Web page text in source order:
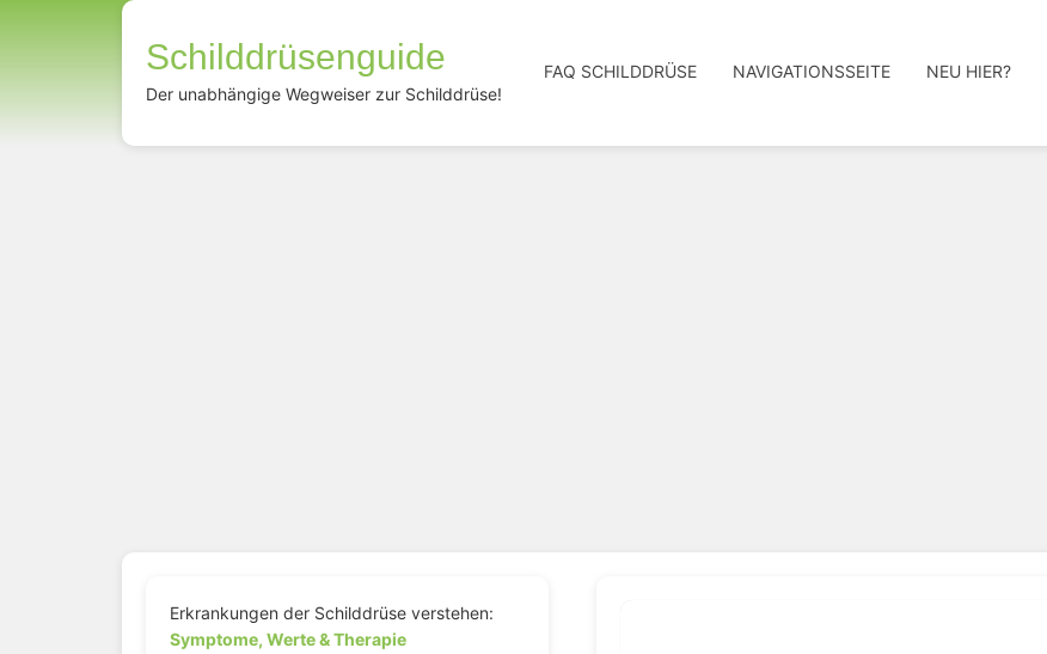
Schilddrüsenguide
Der unabhängige Wegweiser zur Schilddrüse!
FAQ SCHILDDRÜSE NAVIGATIONSSEITE NEU HIER?
Erkrankungen der Schilddrüse verstehen:
Symptome, Werte & Therapie